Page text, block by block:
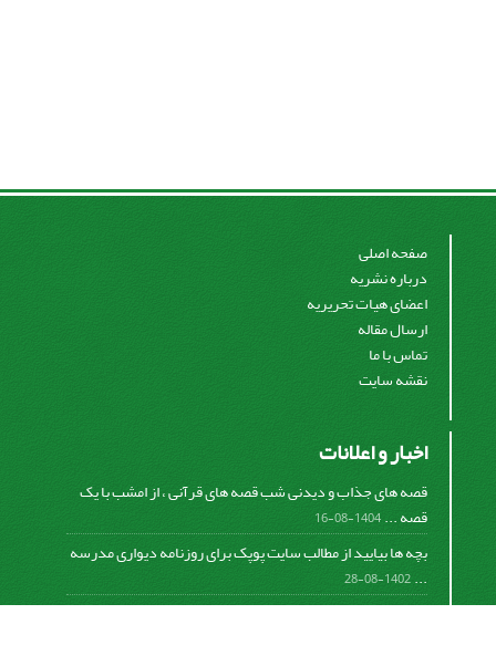
صفحه اصلی
درباره نشریه
اعضای هیات تحریریه
ارسال مقاله
تماس با ما
نقشه سایت
اخبار و اعلانات
قصه های جذاب و دیدنی شب قصه های قرآنی ، از امشب با یک
قصه ...1404-08-16
بچه ها بیایید از مطالب سایت پوپک برای روزنامه دیواری مدرسه
...
1402-08-28